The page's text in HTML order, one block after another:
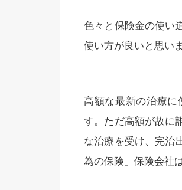
色々と保険金の使い
使い方が良いと思いま
高額な最新の治療に
す。ただ高額が故に
な治療を受け、完治
為の保険」保険会社